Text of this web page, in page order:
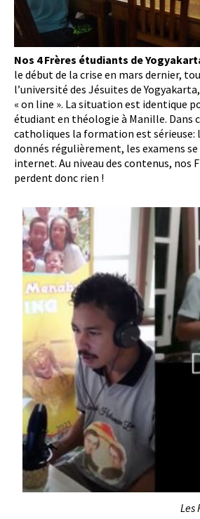
Nos 4 Frères étudiants de
le début de la crise en mars dernier,
l’université des Jésuites de
« on line ». La situation est identique
étudiant en théologie à Manille. Dans
catholiques la formation est sérieuse:
donnés régulièrement, les examens
internet. Au niveau des contenus, nos
perdent donc rien !
Les